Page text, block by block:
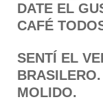
DATE EL
CAFÉ
SENTÍ EL
MOLIDO.